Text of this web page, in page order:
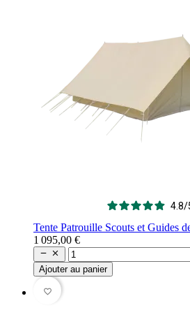
4.8/
Tente Patrouille Scouts et Guides
1 095,00 €
 
Ajouter au panier
favorite_border